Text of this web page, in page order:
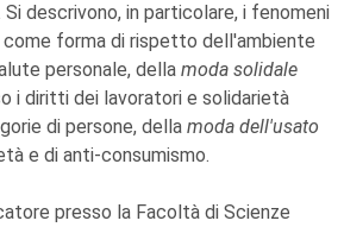
descrivono, in particolare, i fenomeni
come forma di rispetto dell'ambiente
personale, della moda solidale
i diritti dei lavoratori e solidarietà
di persone, della moda dell'usato
e di anti-consumismo.
presso la Facoltà di Scienze